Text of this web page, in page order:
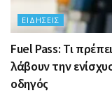
ΕΙΔΉΣΕΙΣ
Fuel Pass: Τι
λάβουν την
οδηγός